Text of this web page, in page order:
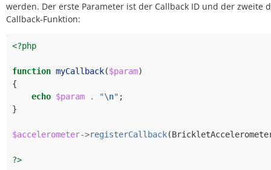
werden. Der erste Parameter ist der Callback ID und der zweite
Callback-Funktion:
<?php
function myCallback($param)
{
echo $param . "\n" ;
}
$accelerometer->registerCallback(
?>